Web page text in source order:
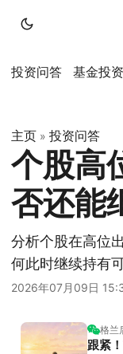
投资问答 基金投资
主页 » 投资问答
个股高
否还能
分析个股在高位
何此时继续持有
2026年07月09日
格兰
跟紧